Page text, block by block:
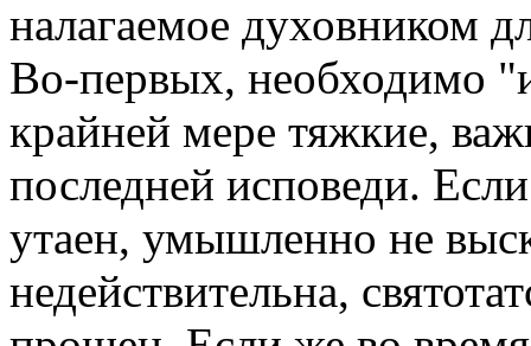
налагаемое духовником
Во-первых, необходимо
крайней мере тяжкие,
последней исповеди.
утаен, умышленно не
недействительна,